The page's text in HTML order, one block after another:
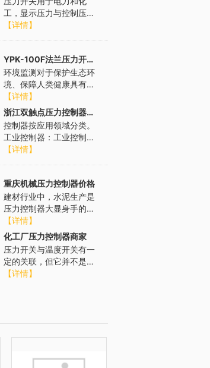
工，显示压力与控制压
力。当设定值精度要求不
【详情】
YPK-100F法兰压力开关咨询问价
环境监测对于保护生态环
境、保障人类健康具有重
要意义。压力开关在环境
监测设备中有着广泛的应
用。在大气监...
【详情】
浙江双触点压力控制器厂商
控制器按应用领域分类。
工业控制器：工业控制器
是应用于工业生产领域的
【详情】
重庆机械压力控制器价格
建材行业中，水泥生产是
压力控制器大显身手的重
要领域。新型干法水泥生
产线的重要设备 —— 回转
窑，内部...
【详情】
化工厂压力控制器商家
压力开关与温度开关有一
定的关联，但它并不是用
于测量温度的设备。压力
【详情】